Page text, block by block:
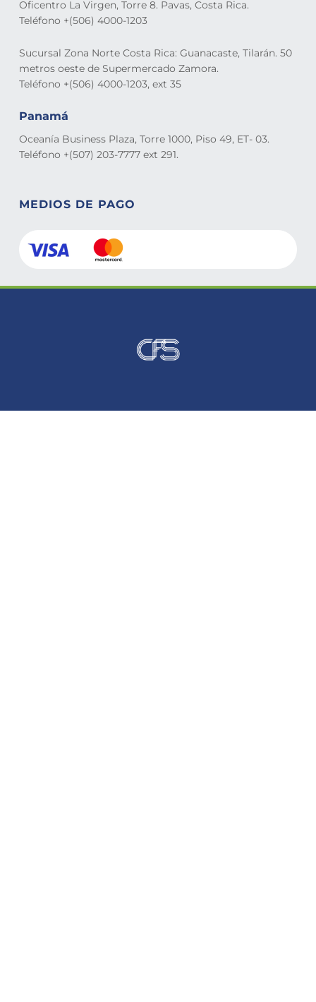
Oficentro La Virgen, Torre 8. Pavas, Costa Rica.
Teléfono +(506) 4000-1203
Sucursal Zona Norte Costa Rica: Guanacaste, Tilarán. 50
metros oeste de Supermercado Zamora.
Teléfono +(506) 4000-1203, ext 35
Panamá
Oceanía Business Plaza, Torre 1000, Piso 49, ET- 03.
Teléfono +(507) 203-7777 ext 291.
MEDIOS DE PAGO